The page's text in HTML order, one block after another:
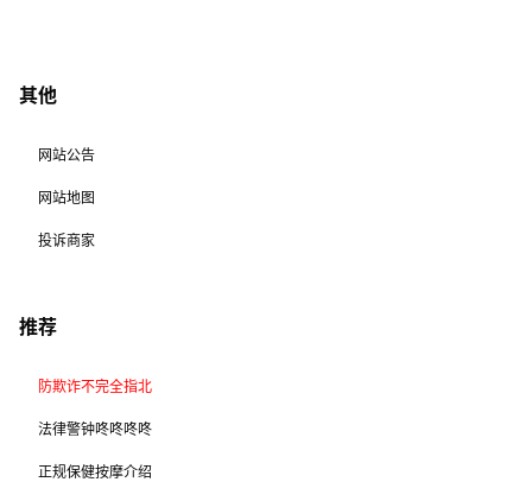
其他
网站公告
网站地图
投诉商家
推荐
防欺诈不完全指北
法律警钟咚咚咚咚
正规保健按摩介绍